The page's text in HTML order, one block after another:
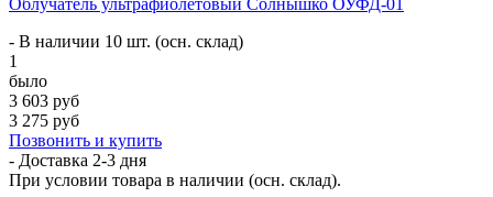
- В наличии 10 шт. (осн. склад)
1
было
3 603 руб
3 275 руб
Позвонить и купить
- Доставка 2-3 дня
При условии товара в наличии (осн. склад).